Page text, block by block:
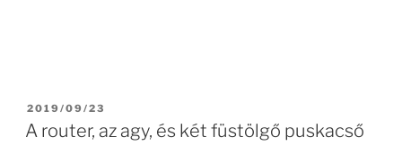
POSTED
ON
2019/09/23
A router, az agy, és két füstölgő puskacső